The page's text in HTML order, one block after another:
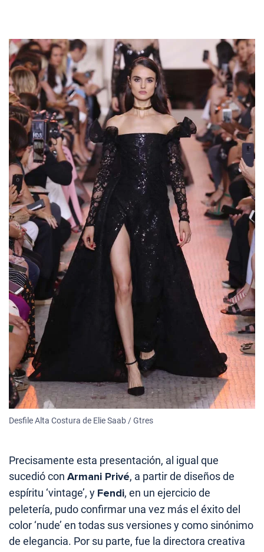
Desfile Alta Costura de Elie Saab / Gtres
Precisamente esta presentación, al igual que
sucedió con Armani Privé, a partir de diseños de
espíritu ‘vintage’, y Fendi, en un ejercicio de
peletería, pudo confirmar una vez más el éxito del
color ‘nude’ en todas sus versiones y como sinónimo
de elegancia. Por su parte, fue la directora creativa